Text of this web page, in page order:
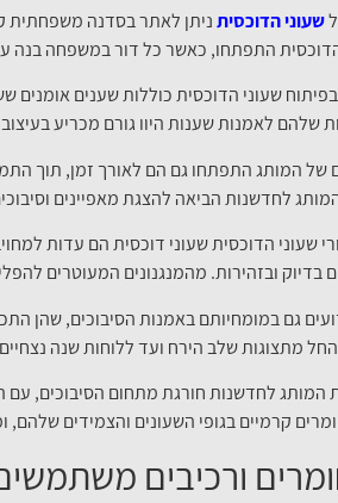
שעוני הדוכסיתניתן לאתר בסדנה משפחתית
התפתחו, כאשר כל דור במשפחה בנה
שעוני הדוכסית כוללות שענים אומנים
שלהם לאמנות שענות היוו גורם מכריע
של המותג התפתחו גם הם לאורך זמן, תוך
לחדשנות הביאה להצגת מאפיינים
שעוני הדוכסית שעוני דוכסית הם עדות
בדיוק ובזהירות. מהמנגנונים המעוטרים
גם במומחיותם באמנות הסיבוכים, שהן
מתצוגות שלב הירח ועד ללוחות שנה
המותג לחדשנות חורגת מתחום הסיבוכים,
קרמיים בגופי השעונים והצמידים שלהם,
ורכיבים